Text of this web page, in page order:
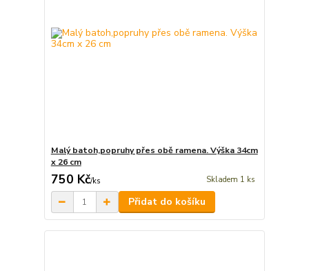
Malý batoh,popruhy přes obě ramena. Výška 34cm
x 26 cm
750 Kč/ks Skladem 1 ks
Přidat do košíku